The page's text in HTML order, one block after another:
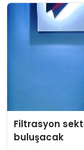
Filtrasyon
buluşacak